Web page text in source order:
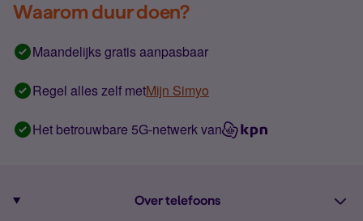
Waarom duur doen?
Maandelijks gratis aanpasbaar
Regel alles zelf metMijn Simyo
Het betrouwbare 5G-netwerk van
Over telefoons